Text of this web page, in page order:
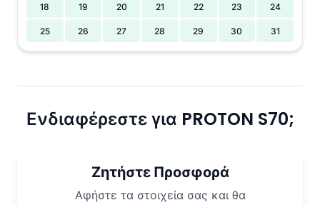
18 19 20 21 22 23 24
25 26 27 28 29 30 31
Ενδιαφέρεστε για PROTON S70;
Ζητήστε Προσφορά
Αφήστε τα στοιχεία σας και θα